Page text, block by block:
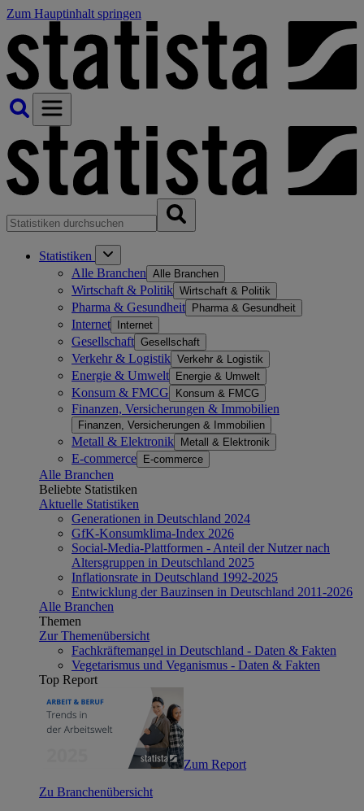
Zum Hauptinhalt springen
Statistiken
Alle Branchen Alle Branchen
Wirtschaft & Politik Wirtschaft & Politik
Pharma & Gesundheit Pharma & Gesundheit
Internet Internet
Gesellschaft Gesellschaft
Verkehr & Logistik Verkehr & Logistik
Energie & Umwelt Energie & Umwelt
Konsum & FMCG Konsum & FMCG
Finanzen, Versicherungen & Immobilien
Finanzen, Versicherungen & Immobilien
Metall & Elektronik Metall & Elektronik
E-commerce E-commerce
Alle Branchen
Beliebte Statistiken
Aktuelle Statistiken
Generationen in Deutschland 2024
GfK-Konsumklima-Index 2026
Social-Media-Plattformen - Anteil der Nutzer nach
Altersgruppen in Deutschland 2025
Inflationsrate in Deutschland 1992-2025
Entwicklung der Bauzinsen in Deutschland 2011-2026
Alle Branchen
Themen
Zur Themenübersicht
Fachkräftemangel in Deutschland - Daten & Fakten
Vegetarismus und Veganismus - Daten & Fakten
Top Report
Zum Report
Zu Branchenübersicht